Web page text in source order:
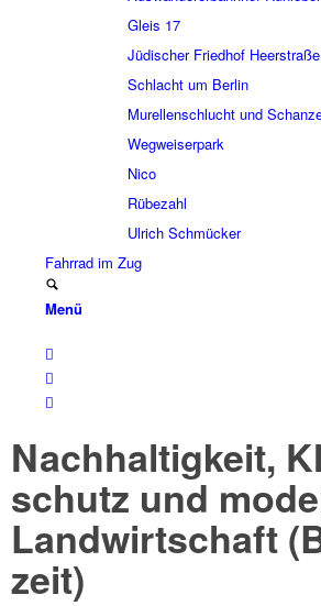
Gleis 17
Jüdi­scher Fried­hof Heer­straße
Schlacht um Berlin
Murel­len­schlucht und
Wegwei­ser­park
Nico
Rübe­zahl
Ulrich Schmücker
Fahr­rad im Zug
Menü
Nach­hal­tig­keit,
schutz und
Land­wirt­schaft
zeit)